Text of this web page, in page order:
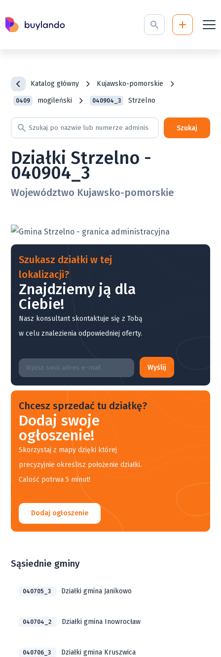
Katalog główny Kujawsko-pomorskie
0409 mogileński 040904_3 Strzelno
Szukaj
Działki Strzelno -
040904_3
Województwo Kujawsko-pomorskie
Szukasz działki w tej
lokalizacji?
Znajdziemy ją dla
Ciebie!
Nasz konsultant skontaktuje się z Tobą
w celu znalezienia odpowiedniej oferty.
Wyślij
Chcesz sprzedać tu działkę?
Dodaj swoje
ogłoszenie!
Skorzystaj z mapy dzięki której
precyzyjnie określisz położenie działki.
Calość potrwa 5 minut!
Dodaj ogłoszenie
Sąsiednie gminy
040705_3 Działki gmina Janikowo
040704_2 Działki gmina Inowrocław
040706_3 Działki gmina Kruszwica